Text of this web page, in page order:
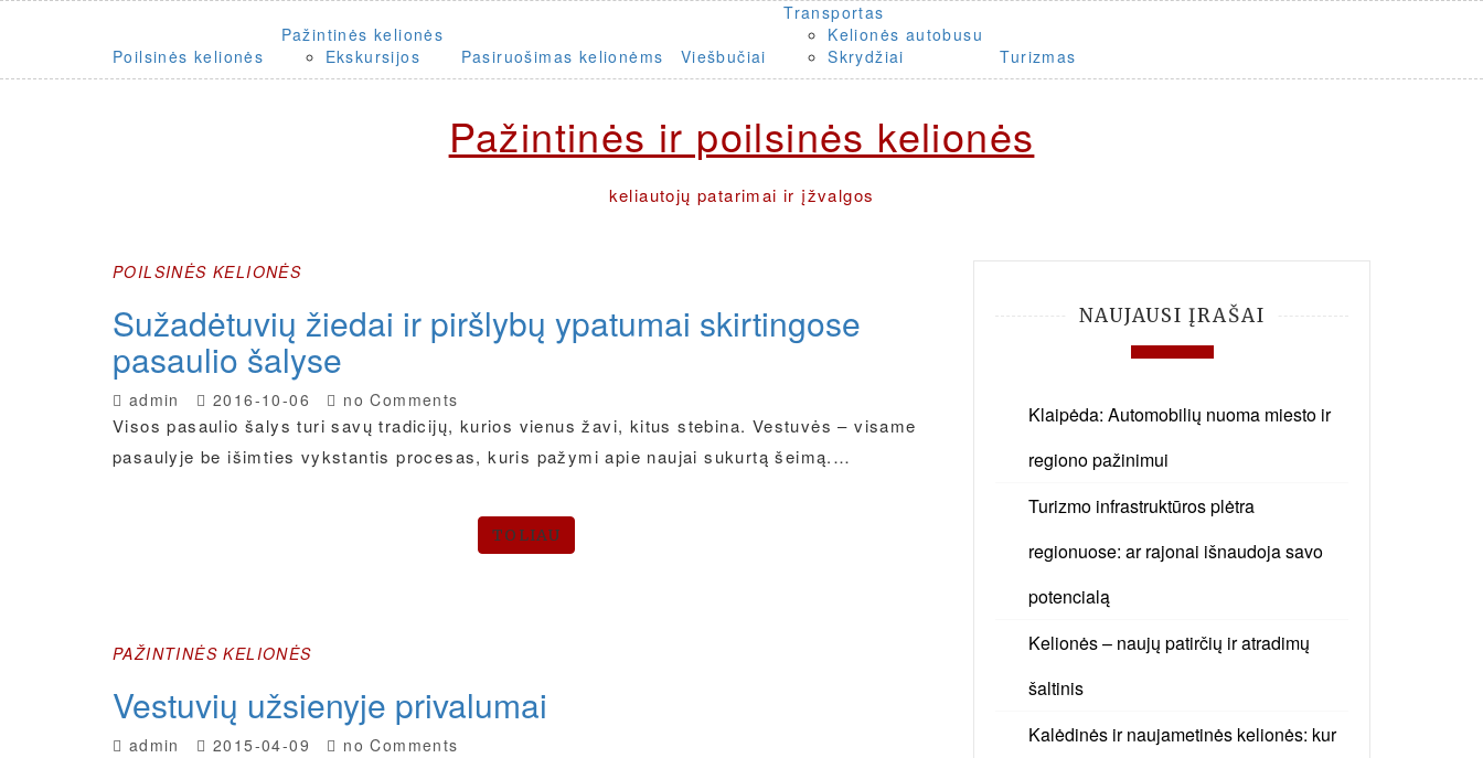
Poilsinės kelionės
Pažintinės kelionės
Ekskursijos
Pasiruošimas kelionėms Viešbučiai
Transportas
Kelionės autobusu
Skrydžiai
Turizmas
Pažintinės ir poilsinės kelionės
keliautojų patarimai ir įžvalgos
POILSINĖS KELIONĖS
Sužadėtuvių žiedai ir piršlybų ypatumai skirtingose
pasaulio šalyse
admin 2016-10-06 no Comments
Visos pasaulio šalys turi savų tradicijų, kurios vienus žavi, kitus stebina. Vestuvės – visame
pasaulyje be išimties vykstantis procesas, kuris pažymi apie naujai sukurtą šeimą.…
TOLIAU
PAŽINTINĖS KELIONĖS
Vestuvių užsienyje privalumai
admin 2015-04-09 no Comments
NAUJAUSI ĮRAŠAI
Klaipėda: Automobilių nuoma miesto ir
regiono pažinimui
Turizmo infrastruktūros plėtra
regionuose: ar rajonai išnaudoja savo
potencialą
Kelionės – naujų patirčių ir atradimų
šaltinis
Kalėdinės ir naujametinės kelionės: kur